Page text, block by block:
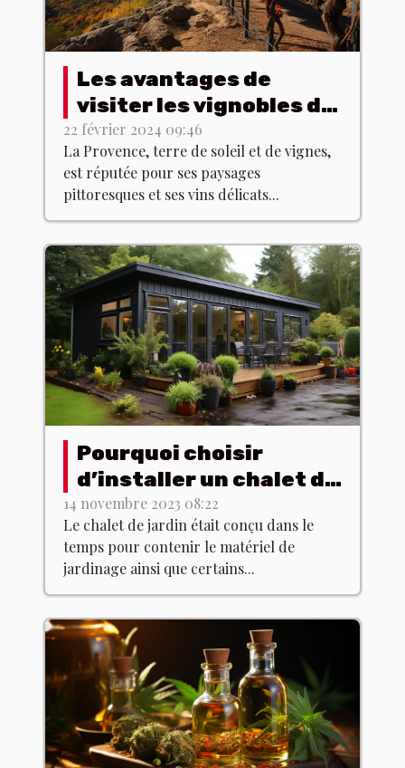
Les avantages de
visiter les vignobles de
Provence hors saison
22 février 2024 09:46
La Provence, terre de soleil et de vignes,
est réputée pour ses paysages
pittoresques et ses vins délicats...
Pourquoi choisir
d’installer un chalet de
jardin chez soi ?
14 novembre 2023 08:22
Le chalet de jardin était conçu dans le
temps pour contenir le matériel de
jardinage ainsi que certains...